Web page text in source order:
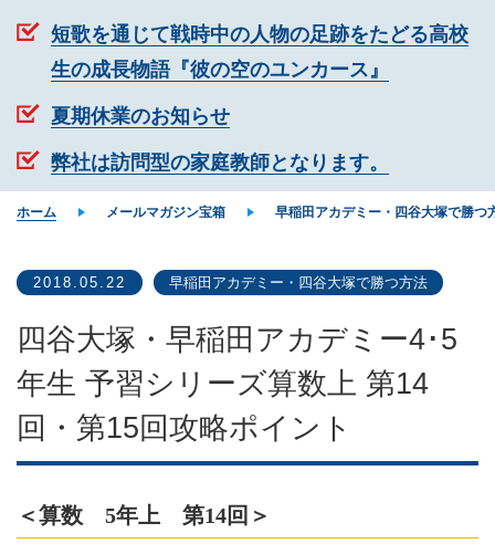
短歌を通じて戦時中の人物の足跡をたどる高校
生の成長物語『彼の空のユンカース』
夏期休業のお知らせ
弊社は訪問型の家庭教師となります。
ホーム メールマガジン宝箱 早稲田アカデミー・四谷大塚で勝つ
2018.05.22 早稲田アカデミー・四谷大塚で勝つ方法
四谷大塚・早稲田アカデミー4･5
年生 予習シリーズ算数上 第14
回・第15回攻略ポイント
＜算数 5年上 第14回＞